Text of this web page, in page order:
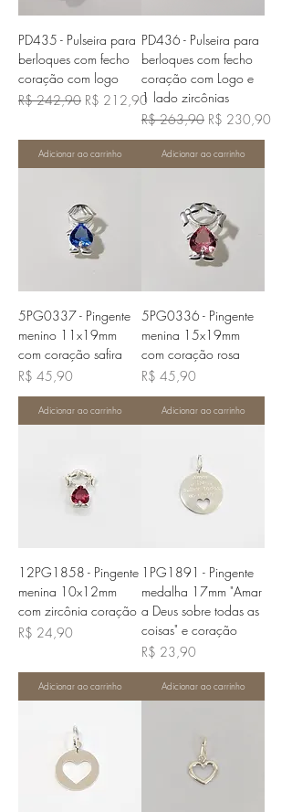
PD435 - Pulseira para
berloques com fecho
coração com logo
Preço normal
R$ 242,90 Preço promocional
R$ 212,90
Adicionar ao carrinho
PD436 - Pulseira para
berloques com fecho
coração com Logo e
1 lado zircônias
Preço normal
R$ 263,90 Preço
R$ 230,90
Adicionar ao carrinho
5PG0337 - Pingente
menino 11x19mm
com coração safira
Preço
R$ 45,90
Adicionar ao carrinho
5PG0336 - Pingente
menina 15x19mm
com coração rosa
Preço
R$ 45,90
Adicionar ao carrinho
12PG1858 - Pingente
menina 10x12mm
com zircônia coração
Preço
R$ 24,90
Adicionar ao carrinho
1PG1891 - Pingente
medalha 17mm "Amar
a Deus sobre todas as
coisas" e coração
Preço
R$ 23,90
Adicionar ao carrinho